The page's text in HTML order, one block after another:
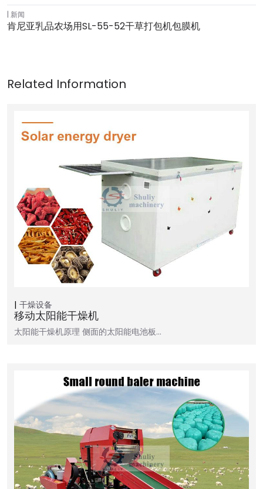
新闻
肯尼亚乳品农场用SL-55-52干草打包机包膜机
干燥设备
移动太阳能干燥机
太阳能干燥机原理 侧面的太阳能电池板…